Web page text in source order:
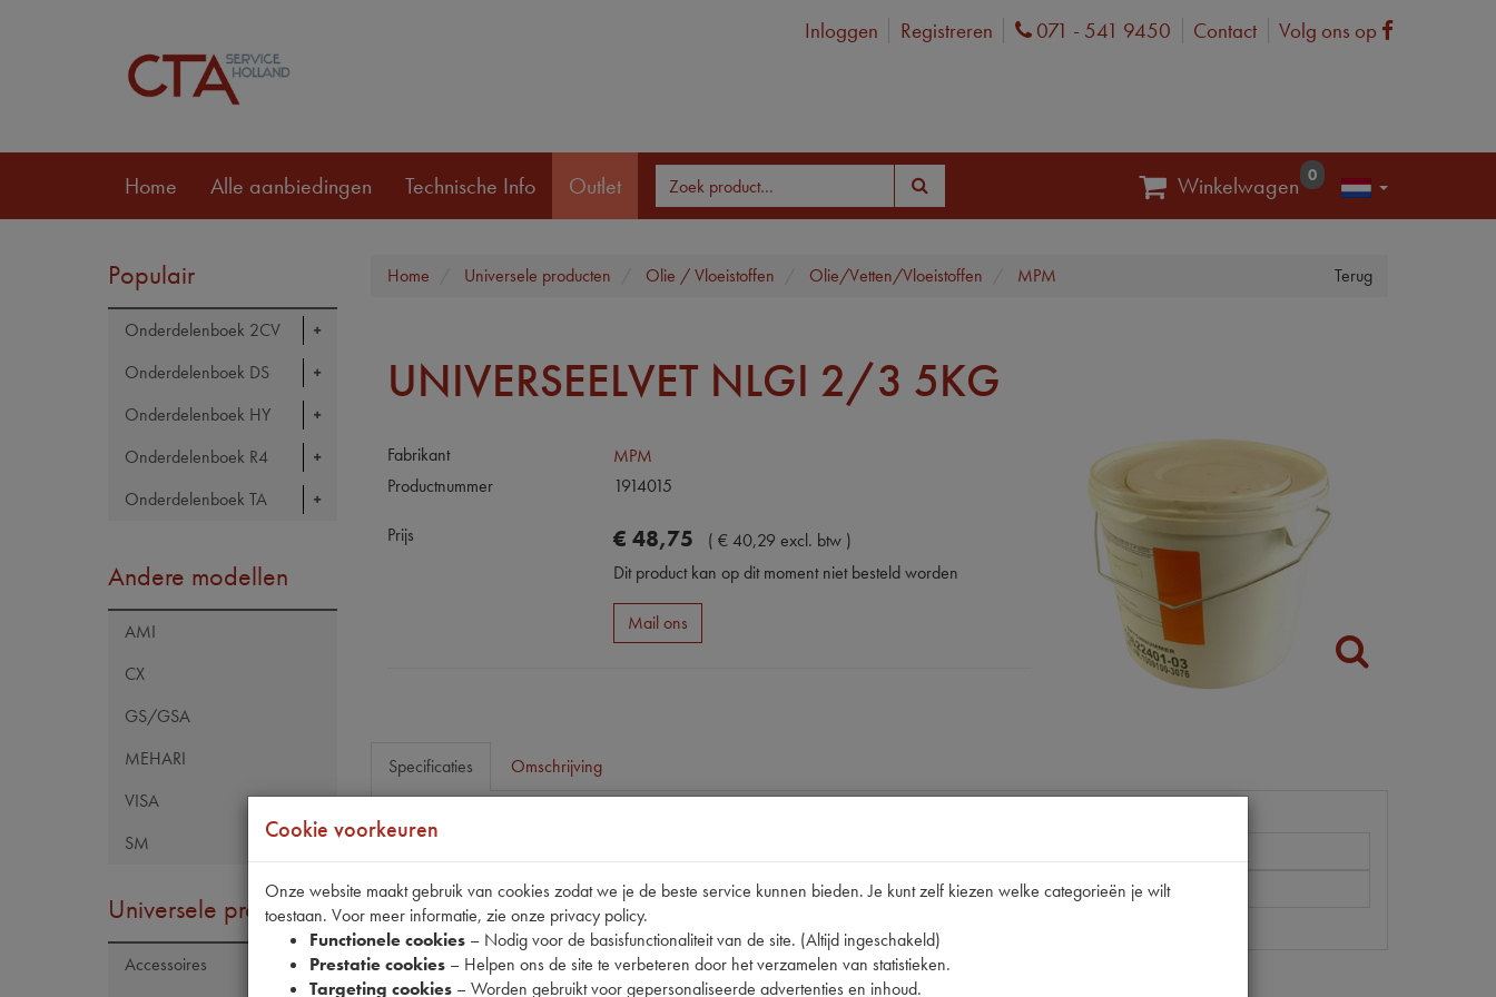
Inloggen Registreren Phone
071 - 541 9450 Contact Volg ons op Facebook
Home Alle aanbiedingen Technische Info Outlet Winkelwagen 0
Populair
Onderdelenboek 2CV
Onderdelenboek DS
Onderdelenboek HY
Onderdelenboek R4
Onderdelenboek TA
Andere modellen
AMI
CX
GS/GSA
MEHARI
VISA
SM
Universele producten
Accessoires
Terug
Home Universele producten Olie / Vloeistoffen Olie/Vetten/Vloeistoffen MPM
UNIVERSEELVET NLGI 2/3 5KG
Fabrikant
MPM
Productnummer
1914015
Prijs € 48,75 (€40,29 excl. btw )
Dit product kan op dit moment niet besteld worden
Mail ons
Specificaties Omschrijving
Codes
60005 | NLGI 2/3 5
Cookie voorkeuren
Onze website maakt gebruik van cookies zodat we je de beste service kunnen bieden. Je kunt zelf kiezen welke categorieën je wilt
toestaan. Voor meer informatie, zie onze privacy policy.
Functionele cookies – Nodig voor de basisfunctionaliteit van de site. (Altijd ingeschakeld)
Prestatie cookies – Helpen ons de site te verbeteren door het verzamelen van statistieken.
Targeting cookies – Worden gebruikt voor gepersonaliseerde advertenties en inhoud.